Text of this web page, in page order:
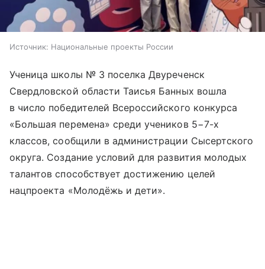
Источник: Национальные проекты России
Ученица школы № 3 поселка Двуреченск
Свердловской области Таисья Банных вошла
в число победителей Всероссийского конкурса
«Большая перемена» среди учеников 5−7-х
классов, сообщили в администрации Сысертского
округа. Создание условий для развития молодых
талантов способствует достижению целей
нацпроекта «Молодёжь и дети».